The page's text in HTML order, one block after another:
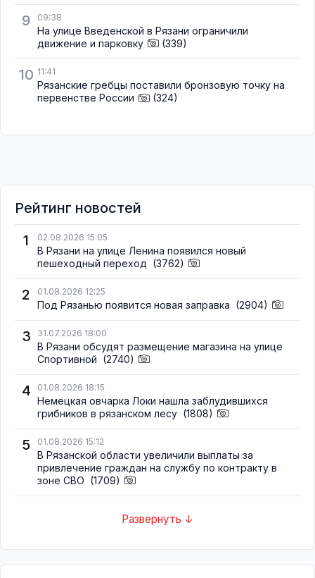
9 09:38
На улице Введенской в Рязани ограничили
движение и парковку
(339)
10 11:41
Рязанские гребцы поставили бронзовую точку на
первенстве России
(324)
Рейтинг новостей
1
02.08.2026 15:05
В Рязани на улице Ленина появился новый
пешеходный переход (3762)
2 01.08.2026 12:25
Под Рязанью появится новая заправка (2904)
3 31.07.2026 18:00
В Рязани обсудят размещение магазина на улице
Спортивной (2740)
4 01.08.2026 18:15
Немецкая овчарка Локи нашла заблудившихся
грибников в рязанском лесу (1808)
5 01.08.2026 15:12
В Рязанской области увеличили выплаты за
привлечение граждан на службу по контракту в
зоне СВО (1709)
Развернуть ↓